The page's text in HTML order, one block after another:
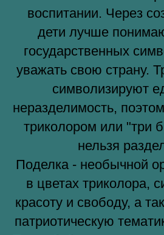
воспитании. Через
дети лучше
государственных
уважать свою страну.
символизируют
неразделимость,
триколором или "три
нельзя
Поделка - необычной
в цветах триколора,
красоту и свободу, а
патриотическую